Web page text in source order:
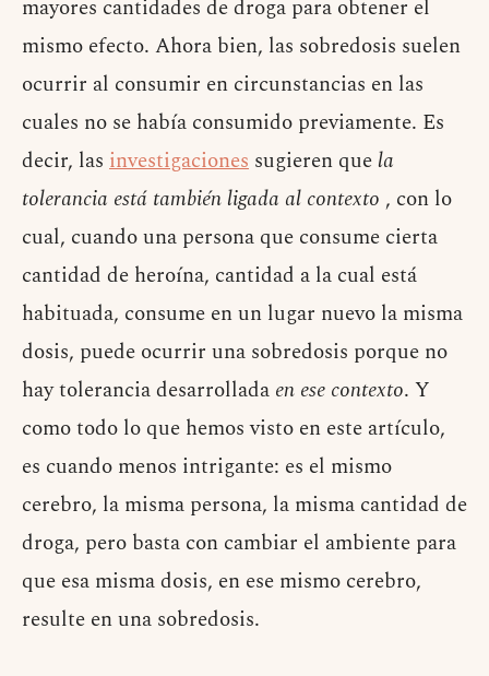
mayores cantidades de droga para obtener el
mismo efecto. Ahora bien, las sobredosis suelen
ocurrir al consumir en circunstancias en las
cuales no se había consumido previamente. Es
decir, las investigaciones sugieren quela
tolerancia está también ligada al contexto , con lo
cual, cuando una persona que consume cierta
cantidad de heroína, cantidad a la cual está
habituada, consume en un lugar nuevo la misma
dosis, puede ocurrir una sobredosis porque no
hay tolerancia desarrollada en ese contexto. Y
como todo lo que hemos visto en este artículo,
es cuando menos intrigante: es el mismo
cerebro, la misma persona, la misma cantidad de
droga, pero basta con cambiar el ambiente para
que esa misma dosis, en ese mismo cerebro,
resulte en una sobredosis.